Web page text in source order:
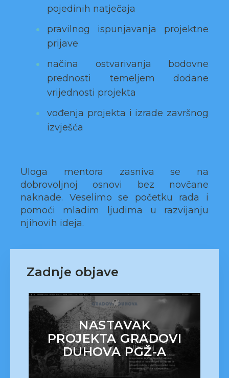
pojedinih natječaja
pravilnog ispunjavanja projektne
prijave
načina ostvarivanja bodovne
prednosti temeljem dodane
vrijednosti projekta
vođenja projekta i izrade završnog
izvješća
Uloga mentora zasniva se na
dobrovoljnoj osnovi bez novčane
naknade. Veselimo se početku rada i
pomoći mladim ljudima u razvijanju
njihovih ideja.
Zadnje objave
NASTAVAK
PROJEKTA GRADOVI
DUHOVA PGŽ-A